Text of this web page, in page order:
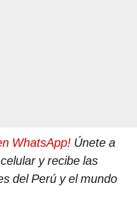
WhatsApp! Únete a
y recibe las
del Perú y el mundo